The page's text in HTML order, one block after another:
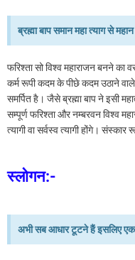
ब्रह्मा बाप समान महा त्याग से
फरिश्ता सो विश्व महाराजन बनने का
कर्म रूपी कदम के पीछे कदम उठाने
समर्पित है। जैसे ब्रह्मा बाप ने इसी
सम्पूर्ण फरिश्ता और नम्बरवन विश्व
त्यागी वा सर्वस्व त्यागी होंगे।
स्लोगन:-
अभी सब आधार टूटने हैं इसलिए